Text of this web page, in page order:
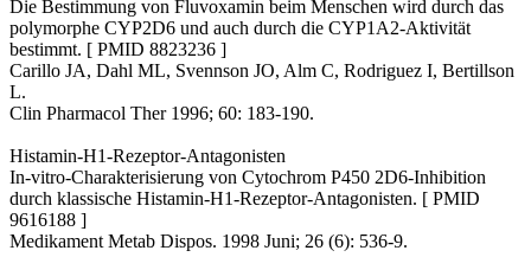
Die Bestimmung von Fluvoxamin beim Menschen wird durch das
polymorphe CYP2D6 und auch durch die CYP1A2-Aktivität
bestimmt. [ PMID 8823236 ]
Carillo JA, Dahl ML, Svennson JO, Alm C, Rodriguez I, Bertillson
L.
Clin Pharmacol Ther 1996; 60: 183-190.
Histamin-H1-Rezeptor-Antagonisten
In-vitro-Charakterisierung von Cytochrom P450 2D6-Inhibition
durch klassische Histamin-H1-Rezeptor-Antagonisten. [ PMID
9616188 ]
Medikament Metab Dispos. 1998 Juni; 26 (6): 536-9.